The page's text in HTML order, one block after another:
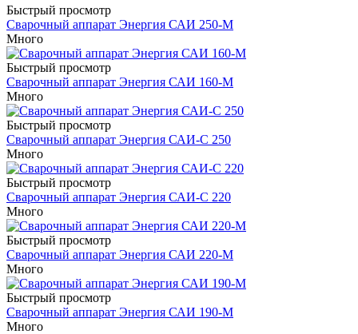
Быстрый просмотр
Сварочный аппарат Энергия САИ 250-М
Много
Быстрый просмотр
Сварочный аппарат Энергия САИ 160-М
Много
Быстрый просмотр
Сварочный аппарат Энергия САИ-С 250
Много
Быстрый просмотр
Сварочный аппарат Энергия САИ-С 220
Много
Быстрый просмотр
Сварочный аппарат Энергия САИ 220-М
Много
Быстрый просмотр
Сварочный аппарат Энергия САИ 190-М
Много